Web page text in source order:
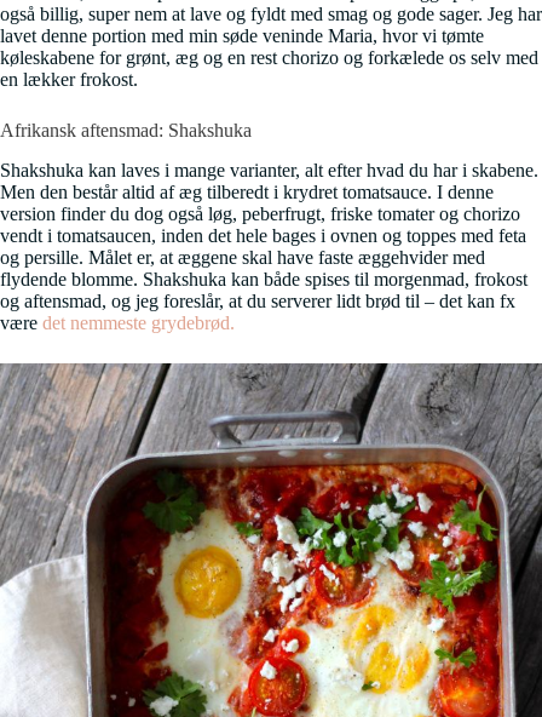
også billig, super nem at lave og fyldt med smag og gode sager. Jeg har
lavet denne portion med min søde veninde Maria, hvor vi tømte
køleskabene for grønt, æg og en rest chorizo og forkælede os selv med
en lækker frokost.
Afrikansk aftensmad: Shakshuka
Shakshuka kan laves i mange varianter, alt efter hvad du har i skabene.
Men den består altid af æg tilberedt i krydret tomatsauce. I denne
version finder du dog også løg, peberfrugt, friske tomater og chorizo
vendt i tomatsaucen, inden det hele bages i ovnen og toppes med feta
og persille. Målet er, at æggene skal have faste æggehvider med
flydende blomme. Shakshuka kan både spises til morgenmad, frokost
og aftensmad, og jeg foreslår, at du serverer lidt brød til – det kan fx
være det nemmeste grydebrød.